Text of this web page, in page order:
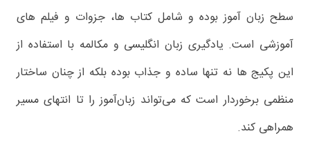
سطح زبان آموز بوده و شامل کتاب ها، جزوات و فیلم های
آموزشی است. یادگیری زبان انگلیسی و مکالمه با استفاده از
این پکیج ها نه تنها ساده و جذاب بوده بلکه از چنان ساختار
منظمی برخوردار است که می‌تواند زبان‌آموز را تا انتهای مسیر
همراهی کند.